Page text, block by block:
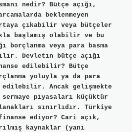
nedir? Bütçe açığı,
beklenmeyen
çıkabilir veya bütçeler
başlamış olabilir ve bu
borçlanma veya para basma
Devletin bütçe açığı
edilebilir? Bütçe
yoluyla ya da para
edilebilir. Ancak gelişmekte
piyasaları küçüktür
sınırlıdır. Türkiye
ediyor? Cari açık,
kaynaklar (yani